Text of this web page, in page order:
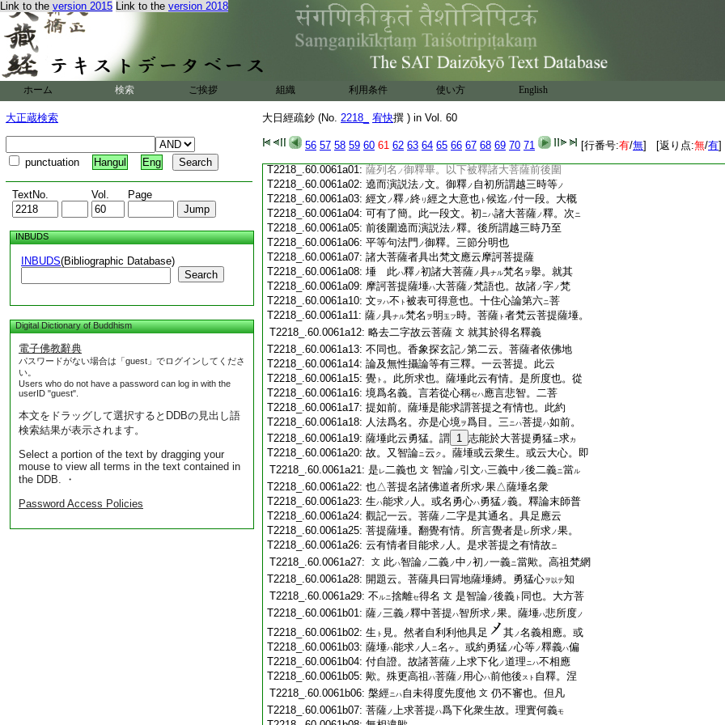
Link to the version 2015 Link to the version 2018
ホーム 検索 ご挨拶 組織 利用条件 使い方 English
大正蔵検索
punctuation Hangul Eng
TextNo. Vol. Page
INBUDS
INBUDS(Bibliographic Database)
Search
Digital Dictionary of Buddhism
電子佛教辭典
パスワードがない場合は「guest」でログインしてくださ
い。
Users who do not have a password can log in with the
userID "guest".
本文をドラッグして選択するとDDBの見出し語
検索結果が表示されます。
Select a portion of the text by dragging your
mouse to view all terms in the text contained in
the DDB. ・
Password Access Policies
大日經疏鈔 (No. 2218_ 宥快撰 ) in Vol. 60
56 57 58 59 60 61 62 63 64 65 66 67 68 69 70 71 [行番号:有/無] [返り点:無/有]
T2218_.60.0060c20:也
T2218_.60.0060c21: 是故列爲上首以統塵沙衆徳 此擧四菩
T2218_.60.0060c22:薩ノ四徳被成統攝無量 ノ 眷屬塵沙ノ 衆徳
義也
T2218_.60.0060c25:
T2218_.60.0060c26:
T2218_.60.0060c27: 大日經疏第一本鈔卷第十二
T2218_.60.0060c28:
T2218_.60.0061a01: 薩列名 ノ 御釋畢。以下被釋諸大菩薩前後圍
T2218_.60.0061a02: 遶而演説法ノ文。御釋ノ 自初所謂越三時等ノ
T2218_.60.0061a03: 經文 ノ釋ノ終 リ 經之大意也 ト 候迄 ノ付一段。大概
T2218_.60.0061a04: 可有了簡。此一段文。初ニハ諸大菩薩ノ釋。次ニ
T2218_.60.0061a05: 前後圍遶而演説法ノ釋。後所謂越三時乃至
T2218_.60.0061a06: 平等句法門 ノ御釋。三節分明也
T2218_.60.0061a07: 諸大菩薩者具出梵文應云摩訶菩提薩
T2218_.60.0061a08: 埵 此ハ釋ノ初諸大菩薩ノ具ナル梵名 ヲ擧。就其
T2218_.60.0061a09: 摩訶菩提薩埵ハ大菩薩ノ梵語也。故諸ノ字ノ梵
T2218_.60.0061a10: 文 ヲハ不 ト 被表可得意也。十住心論第六ニ菩
T2218_.60.0061a11: 薩ノ具ナル梵名 ヲ明 玉フ時。菩薩 ト 者梵云菩提薩埵。
T2218_.60.0061a12: 略去二字故云菩薩 文 就其於得名釋義
T2218_.60.0061a13: 不同也。香象探玄記ノ第二云。菩薩者依佛地
T2218_.60.0061a14: 論及無性攝論等有三釋。一云菩提。此云
T2218_.60.0061a15: 覺 ト 。此所求也。薩埵此云有情。是所度也。從
T2218_.60.0061a16: 境爲名義。言若從心稱セハ應言悲智。二菩
T2218_.60.0061a17: 提如前。薩埵是能求謂菩提之有情也。此約
T2218_.60.0061a18: 人法爲名。亦是心境ヲ爲目。三ニハ菩提ハ如前。
T2218_.60.0061a19: 薩埵此云勇猛。謂 1 志能於大菩提勇猛ニ求カ
T2218_.60.0061a20: 故。又智論ニ云 ク 。薩埵或云衆生。或云大心。即
T2218_.60.0061a21: 是 レ二義也 文 智論ノ 引文ハ三義中 ノ後二義ニ當ル
T2218_.60.0061a22: 也△菩提名諸佛道者所求ノ果△薩埵名衆
T2218_.60.0061a23: 生ハ能求ノ 人。或名勇心ハ勇猛ノ義。釋論末師普
T2218_.60.0061a24: 觀記一云。菩薩ノ二字是其通名。具足應云
T2218_.60.0061a25: 菩提薩埵。翻覺有情。所言覺者是 レ 所求ノ果。
T2218_.60.0061a26: 云有情者目能求ノ 人。是求菩提之有情故ニ
T2218_.60.0061a27: 文 此ハ智論ノ二義ノ中 ノ初 ノ一義ニ當歟。高祖梵網
T2218_.60.0061a28: 開題云。菩薩具曰冐地薩埵縛。勇猛心ヲ以テ知
T2218_.60.0061a29: 不ルニ捨離セ得名 文 是智論ノ後義 ト 同也。大方菩
T2218_.60.0061b01: 薩ノ三義ノ釋中菩提ハ智所求ノ果。薩埵ハ悲所度ノ
T2218_.60.0061b02: 生 ト 見。然者自利利他具足 其ノ名義相應。或
T2218_.60.0061b03: 薩埵ハ能求ノ 人 ニ名 ケ。或約勇猛ノ心等ノ釋義ハ偏
T2218_.60.0061b04: 付自證。故諸菩薩ノ上求下化ノ道理ニハ不相應
T2218_.60.0061b05: 歟。殊更高祖 ハ菩薩ノ 用心ハ前他後 スト 自釋。涅
T2218_.60.0061b06: 槃經ニハ自未得度先度他 文 仍不審也。但凡
T2218_.60.0061b07: 菩薩ノ上求菩提ハ爲下化衆生故。理實何義モ